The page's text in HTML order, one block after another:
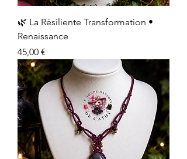
🌿 La Résiliente Transformation •
Renaissance
Prix
45,00 €